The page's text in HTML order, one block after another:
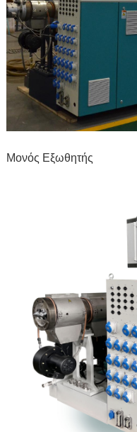
Μονός Εξωθητής